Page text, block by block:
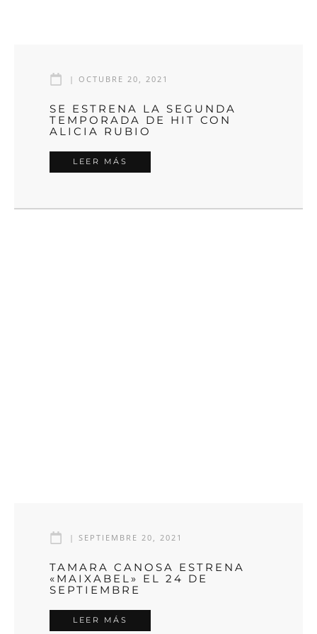
| OCTUBRE 20, 2021
SE ESTRENA LA SEGUNDA
TEMPORADA DE HIT CON
ALICIA RUBIO
LEER MÁS
| SEPTIEMBRE 20, 2021
TAMARA CANOSA ESTRENA
«MAIXABEL» EL 24 DE
SEPTIEMBRE
LEER MÁS